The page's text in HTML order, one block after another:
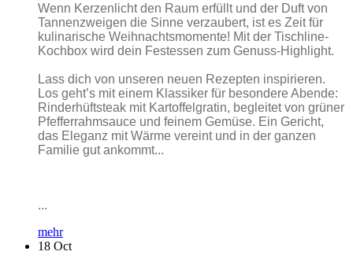
Wenn Kerzenlicht den Raum erfüllt und der Duft von
Tannenzweigen die Sinne verzaubert, ist es Zeit für
kulinarische Weihnachtsmomente! Mit der Tischline-
Kochbox wird dein Festessen zum Genuss-Highlight.
Lass dich von unseren neuen Rezepten inspirieren.
Los geht’s mit einem Klassiker für besondere Abende:
Rinderhüftsteak mit Kartoffelgratin, begleitet von grüner
Pfefferrahmsauce und feinem Gemüse. Ein Gericht,
das Eleganz mit Wärme vereint und in der ganzen
Familie gut ankommt...
...
mehr
18 Oct